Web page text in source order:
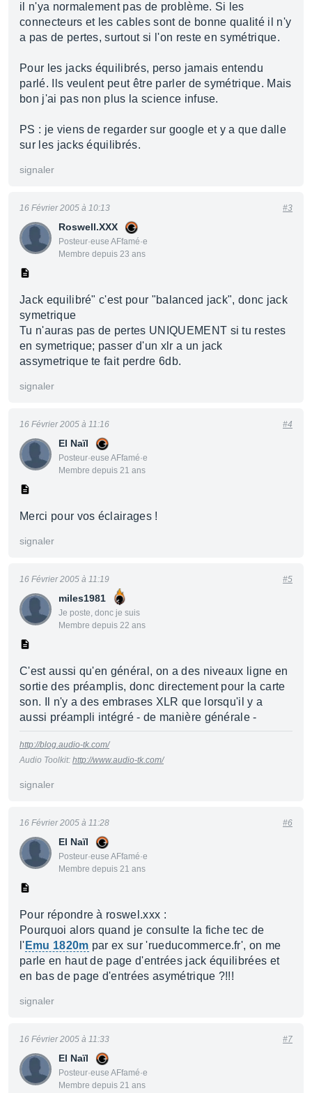
il n'ya normalement pas de problème. Si les
connecteurs et les cables sont de bonne qualité il n'y
a pas de pertes, surtout si l'on reste en symétrique.
Pour les jacks équilibrés, perso jamais entendu
parlé. Ils veulent peut être parler de symétrique. Mais
bon j'ai pas non plus la science infuse.
PS : je viens de regarder sur google et y a que dalle
sur les jacks équilibrés.
signaler
Roswell.XXX
Posteur·euse AFfamé·e
Membre depuis 23 ans
16 Février 2005 à 10:13 #3
Jack equilibré" c'est pour "balanced jack", donc jack
symetrique
Tu n'auras pas de pertes UNIQUEMENT si tu restes
en symetrique; passer d'un xlr a un jack
assymetrique te fait perdre 6db.
signaler
El Naïl
Posteur·euse AFfamé·e
Membre depuis 21 ans
16 Février 2005 à 11:16 #4
Merci pour vos éclairages !
signaler
miles1981
Je poste, donc je suis
Membre depuis 22 ans
16 Février 2005 à 11:19 #5
C'est aussi qu'en général, on a des niveaux ligne en
sortie des préamplis, donc directement pour la carte
son. Il n'y a des embrases XLR que lorsqu'il y a
aussi préampli intégré - de manière générale -
http://blog.audio-tk.com/
Audio Toolkit: http://www.audio-tk.com/
signaler
El Naïl
Posteur·euse AFfamé·e
Membre depuis 21 ans
16 Février 2005 à 11:28 #6
Pour répondre à roswel.xxx :
Pourquoi alors quand je consulte la fiche tec de
l' Emu 1820m par ex sur 'rueducommerce.fr', on me
parle en haut de page d'entrées jack équilibrées et
en bas de page d'entrées asymétrique ?!!!
signaler
El Naïl
Posteur·euse AFfamé·e
Membre depuis 21 ans
16 Février 2005 à 11:33 #7